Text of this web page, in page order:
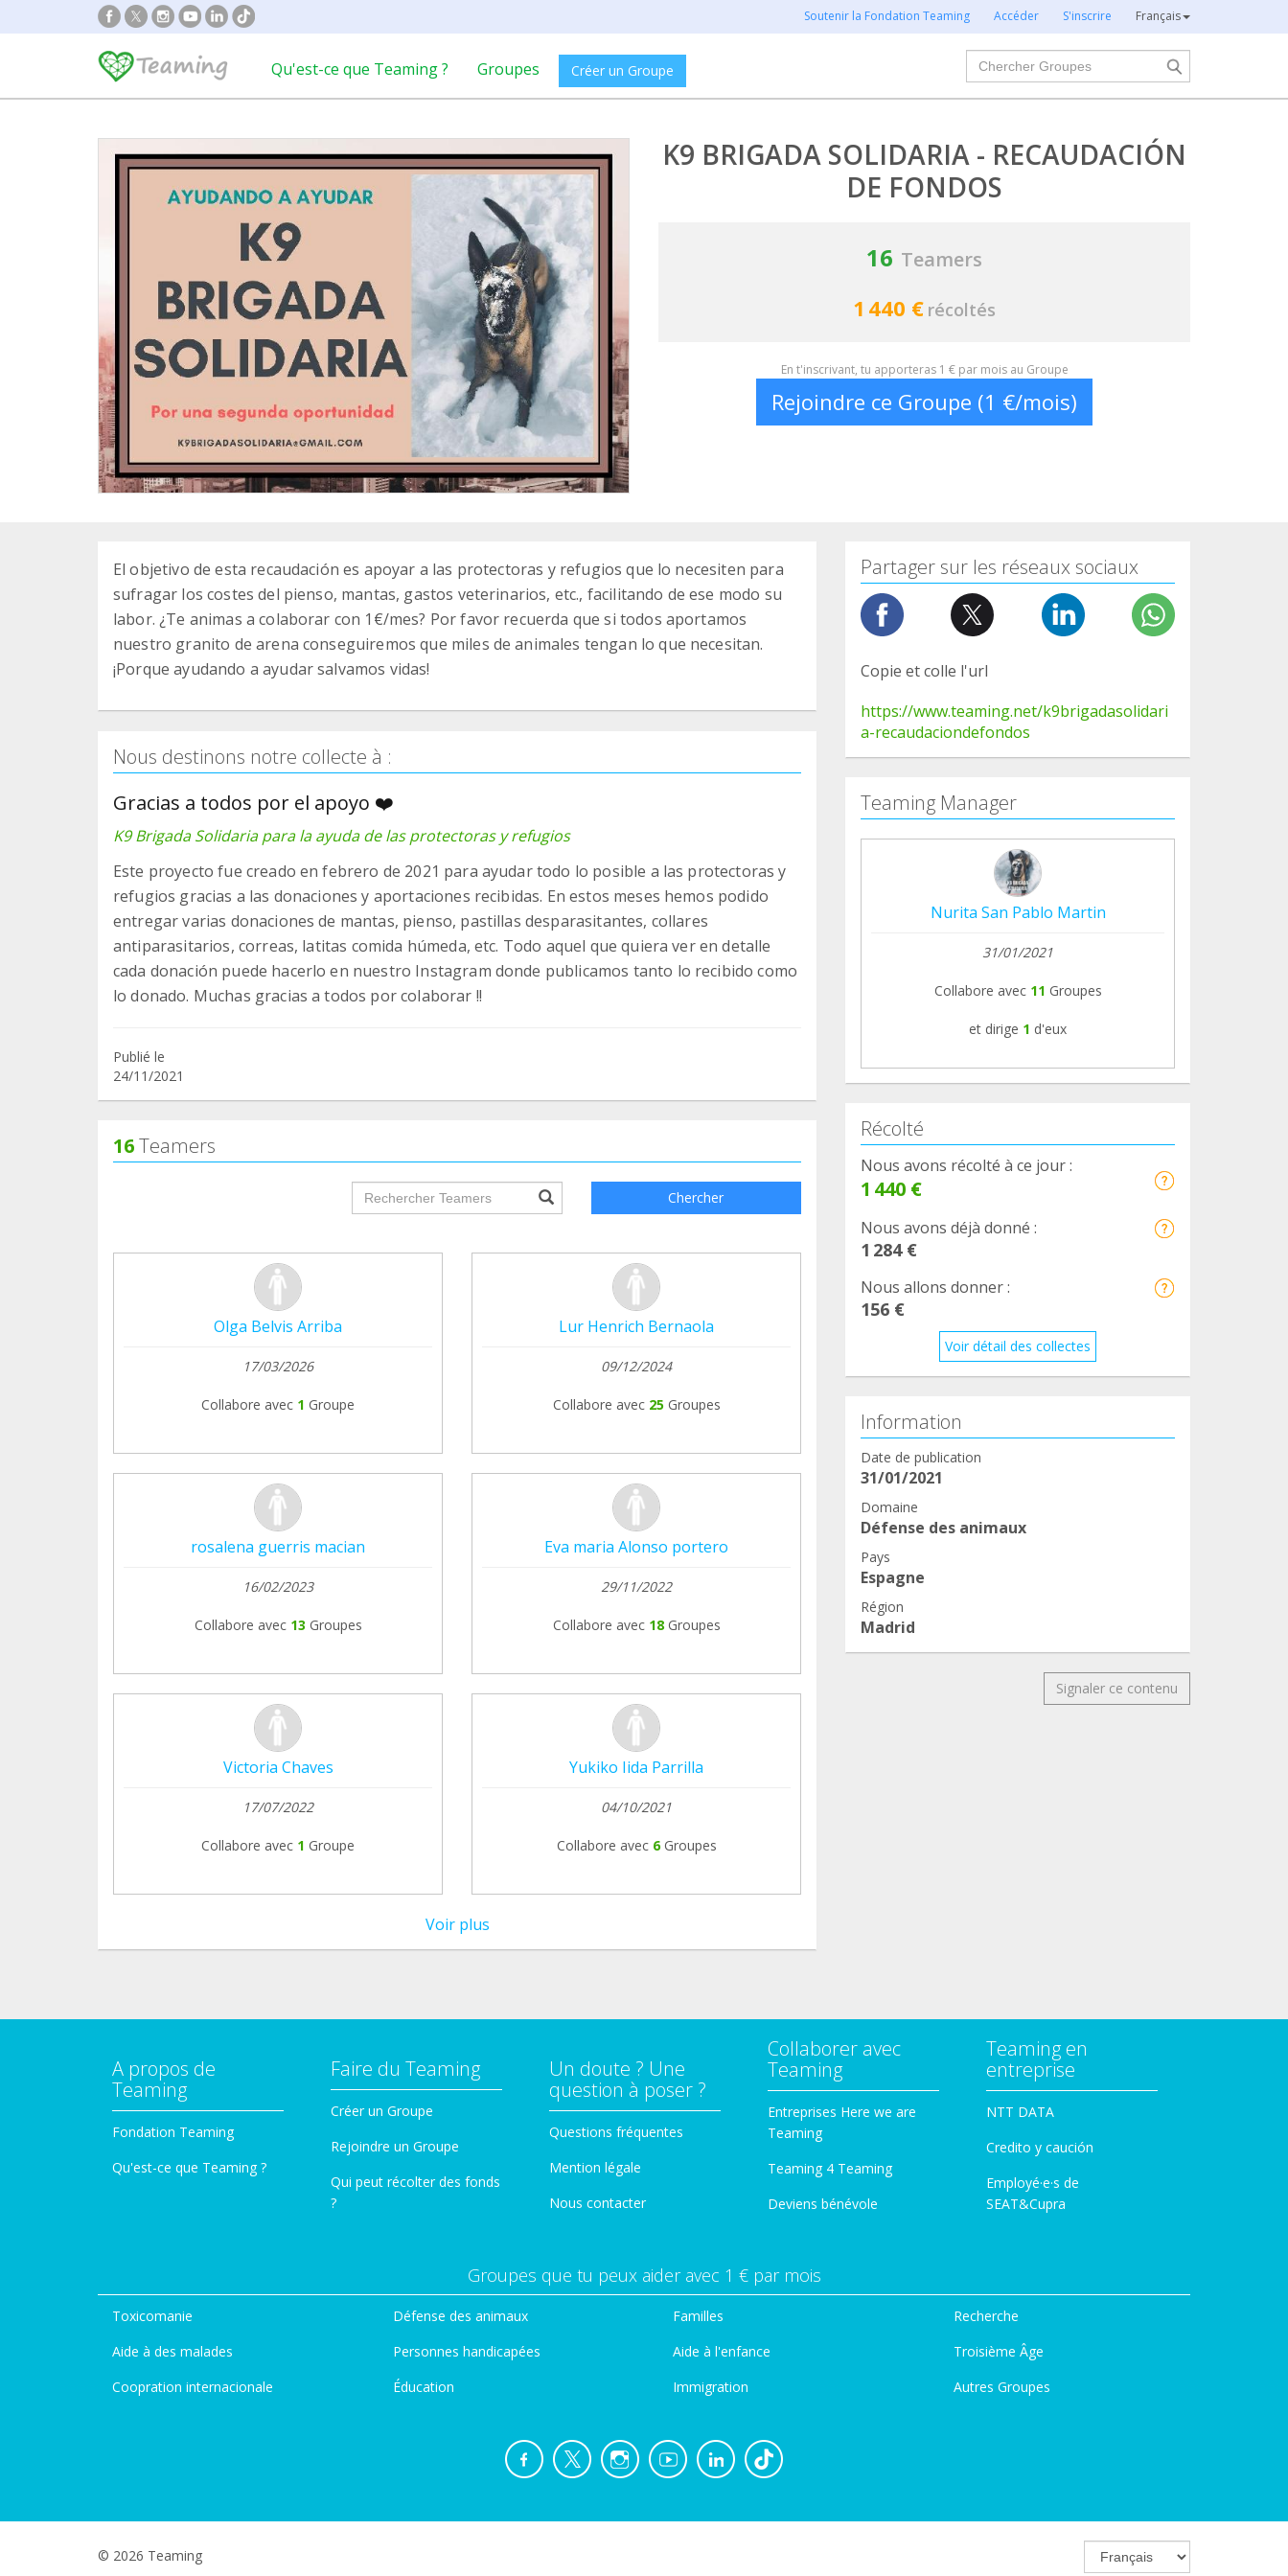
Soutenir la Fondation Teaming Accéder S'inscrire Français
Qu'est-ce que Teaming ? Groupes Créer un Groupe
Chercher
K9 BRIGADA SOLIDARIA - RECAUDACIÓN
DE FONDOS
16 Teamers
1 440 € récoltés
En t'inscrivant, tu apporteras 1 € par mois au Groupe
Rejoindre ce Groupe (1 €/mois)
El objetivo de esta recaudación es apoyar a las protectoras y refugios que lo necesiten para
sufragar los costes del pienso, mantas, gastos veterinarios, etc., facilitando de ese modo su
labor. ¿Te animas a colaborar con 1€/mes? Por favor recuerda que si todos aportamos
nuestro granito de arena conseguiremos que miles de animales tengan lo que necesitan.
¡Porque ayudando a ayudar salvamos vidas!
Nous destinons notre collecte à :
Gracias a todos por el apoyo ❤️
K9 Brigada Solidaria para la ayuda de las protectoras y refugios
Este proyecto fue creado en febrero de 2021 para ayudar todo lo posible a las protectoras y
refugios gracias a las donaciones y aportaciones recibidas. En estos meses hemos podido
entregar varias donaciones de mantas, pienso, pastillas desparasitantes, collares
antiparasitarios, correas, latitas comida húmeda, etc. Todo aquel que quiera ver en detalle
cada donación puede hacerlo en nuestro Instagram donde publicamos tanto lo recibido como
lo donado. Muchas gracias a todos por colaborar !!
Publié le
24/11/2021
16Teamers
groupProfile.searchForm.search.text??? Chercher
Olga Belvis Arriba
17/03/2026
Collabore avec 1 Groupe
Lur Henrich Bernaola
09/12/2024
Collabore avec 25 Groupes
rosalena guerris macian
16/02/2023
Collabore avec 13 Groupes
Eva maria Alonso portero
29/11/2022
Collabore avec 18 Groupes
Victoria Chaves
17/07/2022
Collabore avec 1 Groupe
Yukiko Iida Parrilla
04/10/2021
Collabore avec 6 Groupes
Voir plus
Partager sur les réseaux sociaux
Copie et colle l'url
https://www.teaming.net/k9brigadasolidari
a-recaudaciondefondos
Teaming Manager
Nurita San Pablo Martin
31/01/2021
Collabore avec11 Groupes
et dirige 1 d'eux
Récolté
Nous avons récolté à ce jour :
1 440 €
Nous avons déjà donné :
1 284 €
Nous allons donner :
156 €
Voir détail des collectes
Information
Date de publication
31/01/2021
Domaine
Défense des animaux
Pays
Espagne
Région
Madrid
Signaler ce contenu
A propos de
Teaming
Fondation Teaming
Qu'est-ce que Teaming ?
Faire du Teaming
Créer un Groupe
Rejoindre un Groupe
Qui peut récolter des fonds
?
Un doute ? Une
question à poser ?
Questions fréquentes
Mention légale
Nous contacter
Collaborer avec
Teaming
Entreprises Here we are
Teaming
Teaming 4 Teaming
Deviens bénévole
Teaming en
entreprise
NTT DATA
Credito y caución
Employé·e·s de
SEAT&Cupra
Groupes que tu peux aider avec 1 € par mois
Toxicomanie
Aide à des malades
Coopration internacionale
Défense des animaux
Personnes handicapées
Éducation
Familles
Aide à l'enfance
Immigration
Recherche
Troisième Âge
Autres Groupes
© 2026 Teaming